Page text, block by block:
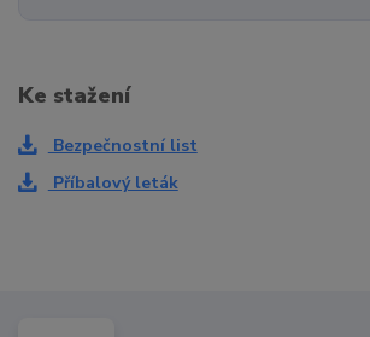
Ke stažení
Bezpečnostní list
Příbalový leták